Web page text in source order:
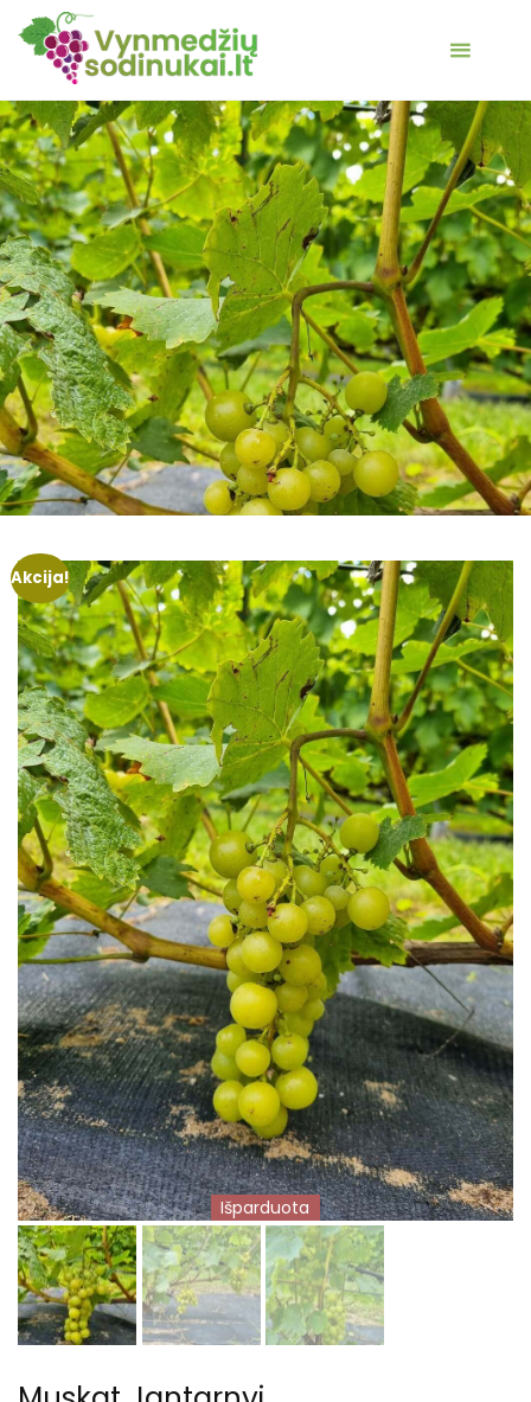
Akcija!
Išparduota